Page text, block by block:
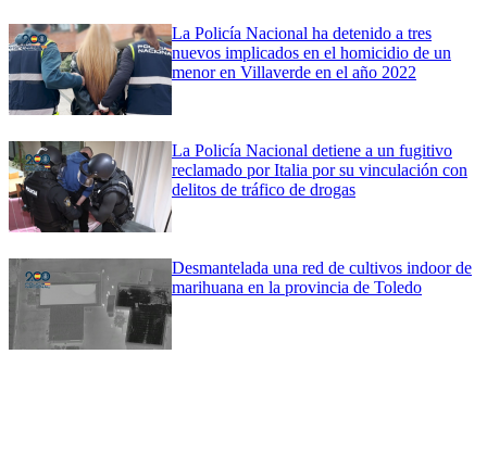
La Policía Nacional ha detenido a tres
nuevos implicados en el homicidio de un
menor en Villaverde en el año 2022
La Policía Nacional detiene a un fugitivo
reclamado por Italia por su vinculación con
delitos de tráfico de drogas
Desmantelada una red de cultivos indoor de
marihuana en la provincia de Toledo